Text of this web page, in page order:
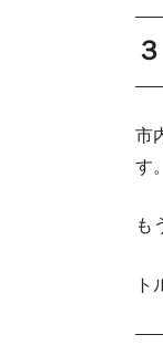
市
す。
も
ト